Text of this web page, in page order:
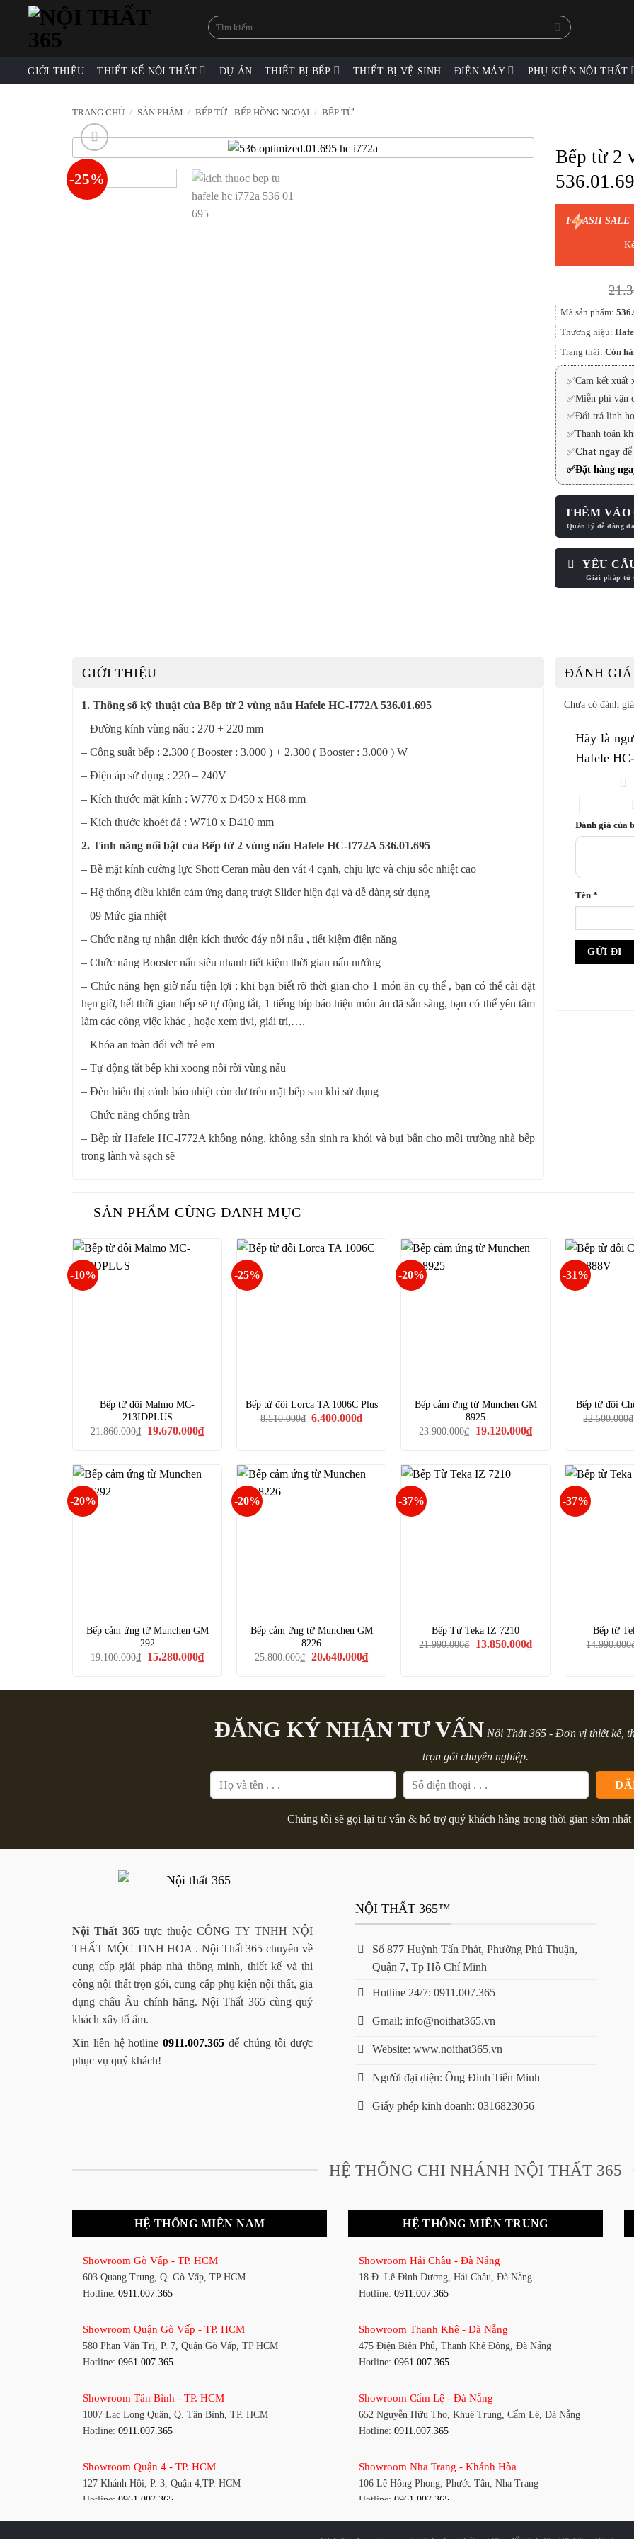
content
Tìm
kiếm:
GIỚI THIỆU THIẾT KẾ NỘI THẤT DỰ ÁN THIẾT BỊ BẾP THIẾT BỊ VỆ SINH ĐIỆN MÁY PHỤ KIỆN NỘI THẤT
TRANG CHỦ / SẢN PHẨM / BẾP TỪ - BẾP HỒNG NGOẠI / BẾP TỪ
-25%
Bếp từ 2
F ASH SALE
Mã sản phẩm:
Thương hiệu:
Trạng thái: Còn
✅Cam kết xuất
✅Miễn phí vận
✅Đổi trả linh
✅Thanh toán
✅Chat ngay
✅Đặt hàng
THÊM VÀO
YÊU
GIỚI THIỆU
1. Thông số kỹ thuật của Bếp từ 2 vùng nấu Hafele HC-I772A 536.01.695
– Đường kính vùng nấu : 270 + 220 mm
– Công suất bếp : 2.300 ( Booster : 3.000 ) + 2.300 ( Booster : 3.000 ) W
– Điện áp sử dụng : 220 – 240V
– Kích thước mặt kính : W770 x D450 x H68 mm
– Kích thước khoét đá : W710 x D410 mm
2. Tính năng nổi bật của Bếp từ 2 vùng nấu Hafele HC-I772A 536.01.695
– Bề mặt kính cường lực Shott Ceran màu đen vát 4 cạnh, chịu lực và chịu sốc nhiệt cao
– Hệ thống điều khiển cảm ứng dạng trượt Slider hiện đại và dễ dàng sử dụng
– 09 Mức gia nhiệt
– Chức năng tự nhận diện kích thước đáy nồi nấu , tiết kiệm điện năng
– Chức năng Booster nấu siêu nhanh tiết kiệm thời gian nấu nướng
– Chức năng hẹn giờ nấu tiện lợi : khi bạn biết rõ thời gian cho 1 món ăn cụ thể , bạn có thể cài đặt
hẹn giờ, hết thời gian bếp sẽ tự động tắt, 1 tiếng bíp báo hiệu món ăn đã sẵn sàng, bạn có thể yên tâm
làm các công việc khác , hoặc xem tivi, giải trí,….
– Khóa an toàn đối với trẻ em
– Tự động tắt bếp khi xoong nồi rời vùng nấu
– Đèn hiển thị cảnh báo nhiệt còn dư trên mặt bếp sau khi sử dụng
– Chức năng chống tràn
– Bếp từ Hafele HC-I772A không nóng, không sản sinh ra khói và bụi bẩn cho môi trường nhà bếp
trong lành và sạch sẽ
ĐÁNH
Chưa có đánh
Hãy là
Hafele
Đánh giá của
Tên *
SẢN PHẨM CÙNG DANH MỤC
-10%
Bếp từ đôi Malmo MC-
213IDPLUS
21.860.000₫
Giá
19.670.000₫Giá
hiện
19.670.000₫.
-25%
Bếp từ đôi Lorca TA 1006C Plus
8.510.000₫ Giá
6.400.000₫Giá
hiện
-20%
Bếp cảm ứng từ Munchen GM
8925
23.900.000₫
Giá
19.120.000₫Giá
hiện
19.120.000₫.
-31%
Bếp từ đôi
22.500.000₫
-20%
Bếp cảm ứng từ Munchen GM
292
19.100.000₫
Giá
15.280.000₫Giá
hiện
-20%
Bếp cảm ứng từ Munchen GM
8226
25.800.000₫
Giá
20.640.000₫Giá
hiện
-37%
Bếp Từ Teka IZ 7210
21.990.000₫
Giá
13.850.000₫Giá
hiện
-37%
Bếp từ
14.990.000
ĐĂNG KÝ NHẬN TƯ VẤN Nội Thất 365 - Đơn vị thiết kế,
trọn gói chuyên nghiệp.
Chúng tôi sẽ gọi lại tư vấn & hỗ trợ quý khách hàng trong thời gian sớm nhất
Nội Thất 365 trực thuộc CÔNG TY TNHH NỘI
THẤT MỘC TINH HOA . Nội Thất 365 chuyên về
cung cấp giải pháp nhà thông minh, thiết kế và thi
công nội thất trọn gói, cung cấp phụ kiện nội thất, gia
dụng châu Âu chính hãng. Nội Thất 365 cùng quý
khách xây tổ ấm.
Xin liên hệ hotline 0911.007.365 để chúng tôi được
phục vụ quý khách!
NỘI THẤT 365™
Số 877 Huỳnh Tấn Phát, Phường Phú Thuận,
Quận 7, Tp Hồ Chí Minh
Hotline 24/7: 0911.007.365
Gmail: info@noithat365.vn
Website: www.noithat365.vn
Người đại diện: Ông Đinh Tiến Minh
Giấy phép kinh doanh: 0316823056
HỆ THỐNG CHI NHÁNH NỘI THẤT 365
HỆ THỐNG MIỀN NAM
Showroom Gò Vấp - TP. HCM
603 Quang Trung, Q. Gò Vấp, TP HCM
Hotline: 0911.007.365
Showroom Quận Gò Vấp - TP. HCM
580 Phan Văn Trị, P. 7, Quận Gò Vấp, TP HCM
Hotline: 0961.007.365
Showroom Tân Bình - TP. HCM
1007 Lạc Long Quân, Q. Tân Bình, TP. HCM
Hotline: 0911.007.365
Showroom Quận 4 - TP. HCM
127 Khánh Hội, P. 3, Quận 4,TP. HCM
Hotline: 0961.007.365
HỆ THỐNG MIỀN TRUNG
Showroom Hải Châu - Đà Nẵng
18 Đ. Lê Đình Dương, Hải Châu, Đà Nẵng
Hotline: 0911.007.365
Showroom Thanh Khê - Đà Nẵng
475 Điện Biên Phủ, Thanh Khê Đông, Đà Nẵng
Hotline: 0961.007.365
Showroom Cẩm Lệ - Đà Nẵng
652 Nguyễn Hữu Thọ, Khuê Trung, Cẩm Lệ, Đà Nẵng
Hotline: 0911.007.365
Showroom Nha Trang - Khánh Hòa
106 Lê Hồng Phong, Phước Tân, Nha Trang
Hotline: 0961.007.365
Showroom Vinh - Nghệ An